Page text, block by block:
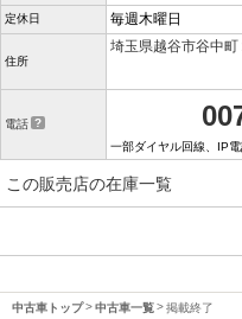
定休日 毎週木曜日
住所
埼玉県越谷市谷中町
電話
一部ダイヤル回線、IP
この販売店の在庫一覧
中古車トップ 中古車一覧 掲載終了